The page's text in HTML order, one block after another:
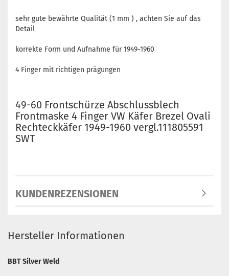
sehr gute bewährte Qualität (1 mm ) , achten Sie auf das
Detail
korrekte Form und Aufnahme für 1949-1960
4 Finger mit richtigen prägungen
49-60 Frontschürze Abschlussblech
Frontmaske 4 Finger VW Käfer Brezel Ovali
Rechteckkäfer 1949-1960 vergl.111805591
SWT
KUNDENREZENSIONEN
Hersteller Informationen
BBT Silver Weld